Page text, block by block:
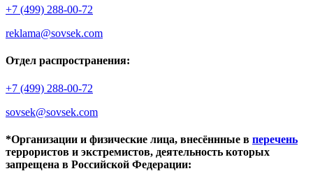
+7 (499) 288-00-72
reklama@sovsek.com
Отдел распространения:
+7 (499) 288-00-72
sovsek@sovsek.com
*Организации и физические лица, внесённные в перечень
террористов и экстремистов, деятельность которых
запрещена в Российской Федерации: